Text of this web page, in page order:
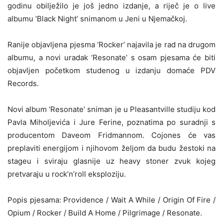
godinu obilježilo je još jedno izdanje, a riječ je o live
albumu ‘Black Night’ snimanom u Jeni u Njemačkoj.
Ranije objavljena pjesma ‘Rocker’ najavila je rad na drugom
albumu, a novi uradak ‘Resonate’ s osam pjesama će biti
objavljen početkom studenog u izdanju domaće PDV
Records.
Novi album ‘Resonate’ sniman je u Pleasantville studiju kod
Pavla Miholjevića i Jure Ferine, poznatima po suradnji s
producentom Daveom Fridmannom. Cojones će vas
preplaviti energijom i njihovom željom da budu žestoki na
stageu i sviraju glasnije uz heavy stoner zvuk kojeg
pretvaraju u rock’n’roll eksploziju.
Popis pjesama: Providence / Wait A While / Origin Of Fire /
Opium / Rocker / Build A Home / Pilgrimage / Resonate.